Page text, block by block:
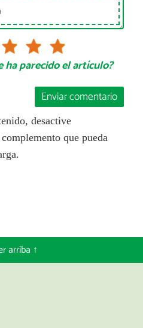
ha parecido el artículo?
Enviar comentario
desactive
que pueda
arriba ↑